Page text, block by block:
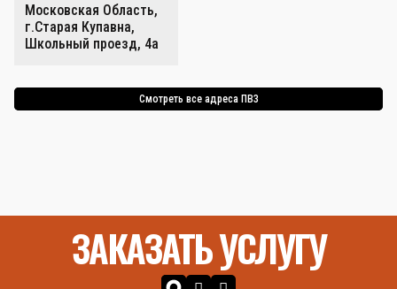
Московская Область,
г.Старая Купавна,
Школьный проезд, 4а
Смотреть все адреса ПВЗ
ЗАКАЗАТЬ УСЛУГУ